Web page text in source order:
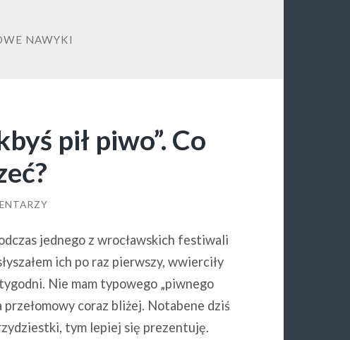
NAWYKI
pił piwo”. Co
jednego z wrocławskich festiwali
ich po raz pierwszy, wwierciły
Nie mam typowego „piwnego
przełomowy coraz bliżej. Notabene dziś
tym lepiej się prezentuję.